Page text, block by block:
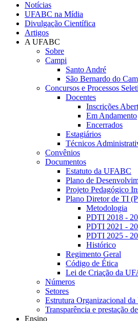
Notícias
UFABC na Mídia
Divulgação Científica
Artigos
A UFABC
Sobre
Campi
Santo André
São Bernardo do
Concursos e Processos
Docentes
Inscrições
Em Andamento
Encerrados
Estagiários
Técnicos
Convênios
Documentos
Estatuto da UFABC
Plano de
Projeto Pedagógico
Plano Diretor de TI
Metodologia
PDTI 2018 -
PDTI 2021 -
PDTI 2025 -
Histórico
Regimento Geral
Código de Ética
Lei de Criação da
Números
Setores
Estrutura Organizacional
Transparência e prestação
Ensino